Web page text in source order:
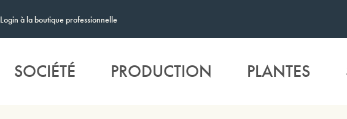
Login à la boutique professionnelle
SOCIÉTÉ PRODUCTION PLANTES